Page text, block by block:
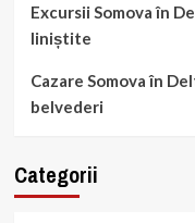
Excursii Somova în
liniștite
Cazare Somova în
belvederi
Categorii